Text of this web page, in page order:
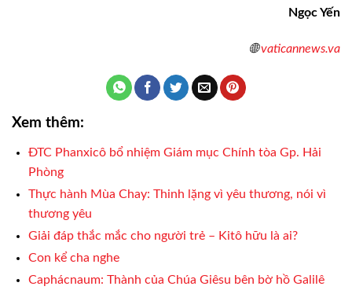
Ngọc Yến
🌐 vaticannews.va
Xem thêm:
ĐTC Phanxicô bổ nhiệm Giám mục Chính tòa Gp. Hải
Phòng
Thực hành Mùa Chay: Thinh lặng vì yêu thương, nói vì
thương yêu
Giải đáp thắc mắc cho người trẻ – Kitô hữu là ai?
Con kể cha nghe
Caphácnaum: Thành của Chúa Giêsu bên bờ hồ Galilê